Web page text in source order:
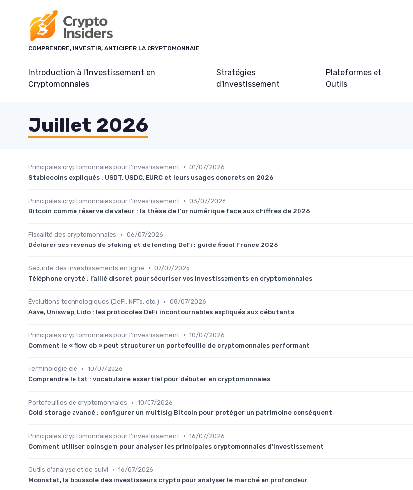
COMPRENDRE, INVESTIR, ANTICIPER LA CRYPTOMONNAIE
Introduction à l'Investissement en
Cryptomonnaies
Stratégies
d'Investissement
Plateformes et
Outils
Juillet 2026
Principales cryptomonnaies pour l'investissement • 01/07/2026
Stablecoins expliqués : USDT, USDC, EURC et leurs usages concrets en 2026
Principales cryptomonnaies pour l'investissement • 03/07/2026
Bitcoin comme réserve de valeur : la thèse de l'or numérique face aux chiffres de 2026
Fiscalité des cryptomonnaies • 06/07/2026
Déclarer ses revenus de staking et de lending DeFi : guide fiscal France 2026
Sécurité des investissements en ligne • 07/07/2026
Téléphone crypté : l’allié discret pour sécuriser vos investissements en cryptomonnaies
Évolutions technologiques (DeFi, NFTs, etc.) • 08/07/2026
Aave, Uniswap, Lido : les protocoles DeFi incontournables expliqués aux débutants
Principales cryptomonnaies pour l'investissement • 10/07/2026
Comment le « flow cb » peut structurer un portefeuille de cryptomonnaies performant
Terminologie clé • 10/07/2026
Comprendre le tst : vocabulaire essentiel pour débuter en cryptomonnaies
Portefeuilles de cryptomonnaies • 10/07/2026
Cold storage avancé : configurer un multisig Bitcoin pour protéger un patrimoine conséquent
Principales cryptomonnaies pour l'investissement • 16/07/2026
Comment utiliser coinsgem pour analyser les principales cryptomonnaies d’investissement
Outils d'analyse et de suivi • 16/07/2026
Moonstat, la boussole des investisseurs crypto pour analyser le marché en profondeur